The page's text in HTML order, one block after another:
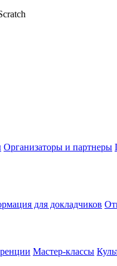
Организаторы и партнеры
для докладчиков
Мастер-классы